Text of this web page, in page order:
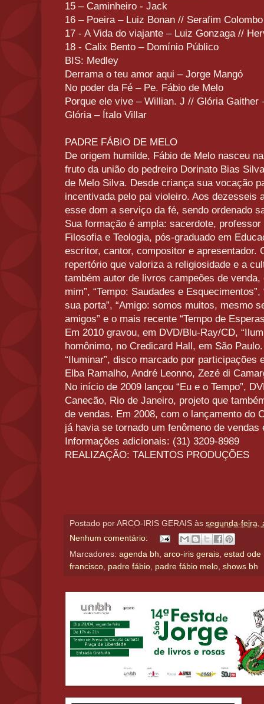
15 – Caminheiro - Jack
16 – Poeira – Luiz Bonan // Serafim
17 - A Vida do viajante – Luiz Gonzaga //
18 - Calix Bento – Domínio Público
BIS: Medley
Derrama o teu amor aqui – Jorge Mangó
No poder da Fé – Pe. Fábio de Melo
Porque ele vive – Willian. J // Glória Gaither
Glória – Ítalo Villar
PADRE FÁBIO DE MELO
De origem humilde, Fábio de Melo nasceu
fruto da união do pedreiro Dorinato Bias
de Melo Silva. Desde criança sua vocação
incentivada pelo pai violeiro. Aos dezesseis
esse dom a serviço da fé, sendo ordenado
Sua formação é ampla: sacerdote,
Filosofia e Teologia, pós-graduado em
escritor, cantor, compositor e apresentador.
repertório que valoriza a religiosidade e a
também autor de livros campeões de venda,
mim”, “Tempo: Saudades e
sua porta”, “Amigo: somos muitos, mesmo
amigos” e o mais recente “Tempo de
Em 2010 gravou, em DVD/Blu-Ray/CD,
homônimo, no Credicard Hall, em São
“Iluminar”, disco marcado por participações
Elba Ramalho, André Leonno, Zezé di
No início de 2009 lançou “Eu e o Tempo”,
Canecão, Rio de Janeiro, projeto que
de vendas. Em 2008, com o lançamento do
já havia se tornado um fenômeno de vendas
Informações adicionais: (31) 3209-8989
REALIZAÇÃO: TALENTOS PRODUÇÕES
Postado por ARCO-IRIS GERAIS às segunda-feira,
Nenhum comentário:
Marcadores: agenda bh arco-iris gerais estad ode
francisco padre fábio padre fábio melo shows bh